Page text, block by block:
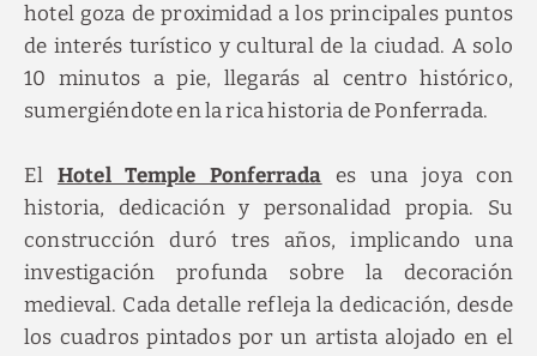
hotel goza de proximidad a los principales puntos
de interés turístico y cultural de la ciudad. A solo
10 minutos a pie, llegarás al centro histórico,
sumergiéndote en la rica historia de Ponferrada.
El Hotel Temple Ponferrada es una joya con
historia, dedicación y personalidad propia. Su
construcción duró tres años, implicando una
investigación profunda sobre la decoración
medieval. Cada detalle refleja la dedicación, desde
los cuadros pintados por un artista alojado en el